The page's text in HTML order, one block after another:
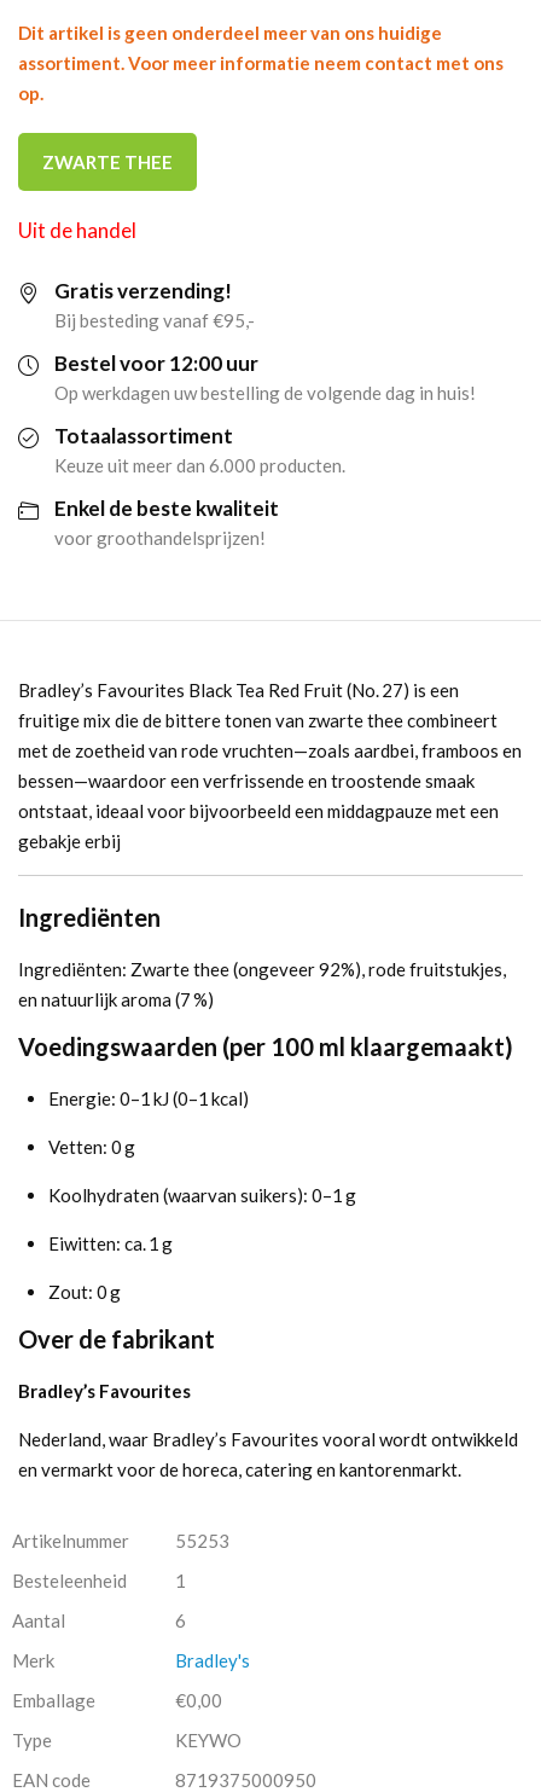
Dit artikel is geen onderdeel meer van ons huidige
assortiment. Voor meer informatie neem contact met ons
op.
ZWARTE THEE
Uit de handel
Gratis verzending!
Bij besteding vanaf €95,-
Bestel voor 12:00 uur
Op werkdagen uw bestelling de volgende dag in huis!
Totaalassortiment
Keuze uit meer dan 6.000 producten.
Enkel de beste kwaliteit
voor groothandelsprijzen!
Bradley’s Favourites Black Tea Red Fruit (No. 27) is een
fruitige mix die de bittere tonen van zwarte thee combineert
met de zoetheid van rode vruchten—zoals aardbei, framboos en
bessen—waardoor een verfrissende en troostende smaak
ontstaat, ideaal voor bijvoorbeeld een middagpauze met een
gebakje erbij
Ingrediënten
Ingrediënten: Zwarte thee (ongeveer 92%), rode fruitstukjes,
en natuurlijk aroma (7 %)
Voedingswaarden (per 100 ml klaargemaakt)
Energie: 0–1 kJ (0–1 kcal)
Vetten: 0 g
Koolhydraten (waarvan suikers): 0–1 g
Eiwitten: ca. 1 g
Zout: 0 g
Over de fabrikant
Bradley’s Favourites
Nederland, waar Bradley’s Favourites vooral wordt ontwikkeld
en vermarkt voor de horeca, catering en kantorenmarkt.
Artikelnummer
55253
Besteleenheid
1
Aantal
6
Merk
Bradley's
Emballage
€0,00
Type
KEYWO
EAN code
8719375000950